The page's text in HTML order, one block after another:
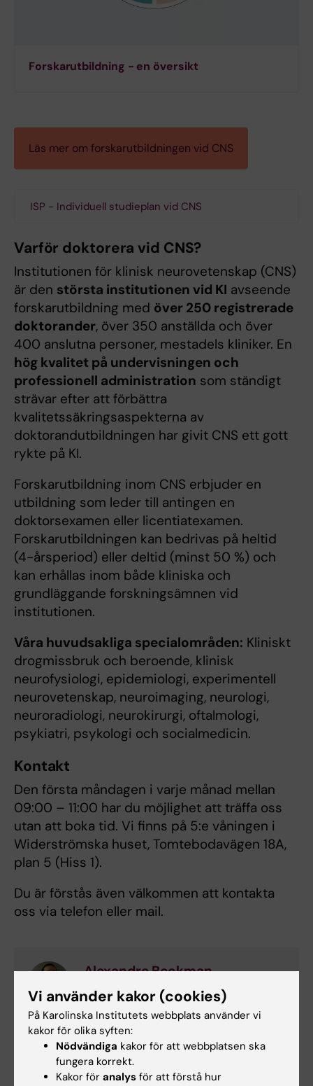
Forskarutbildning - en översikt
Läs mer om forskarutbildningen vid CNS
ISP - Individuell studieplan vid CNS
Varför doktorera vid CNS?
Institutionen för klinisk neurovetenskap (CNS)
är den största institutionen vid KI avseende
forskarutbildning med över 250 registrerade
doktorander, över 350 anställda och över
400 anslutna personer, mestadels kliniker. En
hög kvalitet på undervisningen och
professionell administration som ständigt
strävar efter att förbättra
kvalitetssäkringsaspekterna av
doktorandutbildningen har givit CNS ett gott
rykte på KI.
Forskarutbildning inom CNS erbjuder en
utbildning som leder till antingen en
doktorsexamen eller licentiatexamen.
Forskarutbildningen kan bedrivas på heltid
(4-årsperiod) eller deltid (minst 50 %) och
kan erhållas inom både kliniska och
grundläggande forskningsämnen vid
institutionen.
Våra huvudsakliga specialområden: Kliniskt
drogmissbruk och beroende, klinisk
neurofysiologi, epidemiologi, experimentell
neurovetenskap, neuroimaging, neurologi,
neuroradiologi, neurokirurgi, oftalmologi,
psykiatri, psykologi och socialmedicin.
Kontakt
Den första måndagen i varje månad mellan
09:00 – 11:00 har du möjlighet att träffa oss
utan att boka tid. Vi finns på 5:e våningen i
Widerströmska huset, Tomtebodavägen 18A,
plan 5 (Hiss 1).
Du är förstås även välkommen att kontakta
oss via telefon eller mail.
Alexandre Beckman
Forskarutbildningsadministratör
Telefon:
+46852483237
E-post:
alexandre.beckman@ki.se
Vi använder kakor (cookies)
På Karolinska Institutets webbplats använder vi
kakor för olika syften:
Nödvändiga kakor för att webbplatsen ska
fungera korrekt.
Kakor för analys för att förstå hur